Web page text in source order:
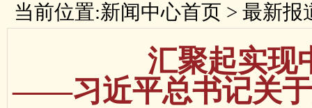
当前位置:新闻中心首页 > 最新报
汇聚起实现
——习近平总书记关于